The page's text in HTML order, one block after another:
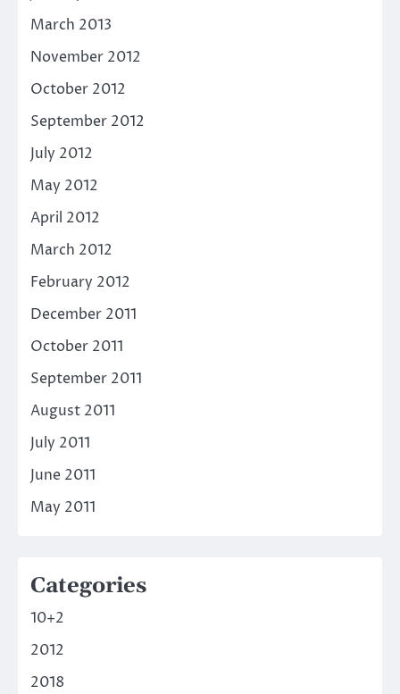
March 2013
November 2012
October 2012
September 2012
July 2012
May 2012
April 2012
March 2012
February 2012
December 2011
October 2011
September 2011
August 2011
July 2011
June 2011
May 2011
Categories
10+2
2012
2018